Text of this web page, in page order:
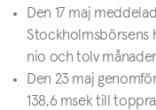
Den 17 maj
Stockholmsbörsens
nio och tolv
Den 23 maj
138,6 msek till